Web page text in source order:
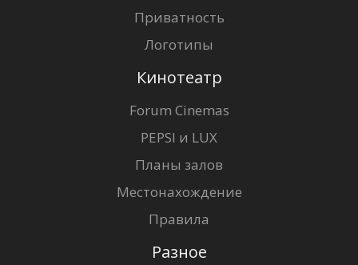
Приватность
Логотипы
Кинотеатр
Forum Cinemas
PEPSI и LUX
Планы залов
Местонахождение
Правила
Разное